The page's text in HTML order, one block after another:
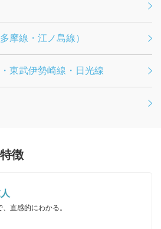
摩線・江ノ島線）
東武伊勢崎線・日光線
徴
直感的にわかる。